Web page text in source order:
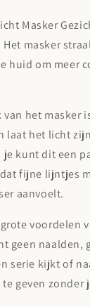
Masker
Het masker
huid om meer
van het masker
laat het licht
kunt dit een
fijne lijntjes
aanvoelt.
grote voordelen
geen
serie kijkt of
geven